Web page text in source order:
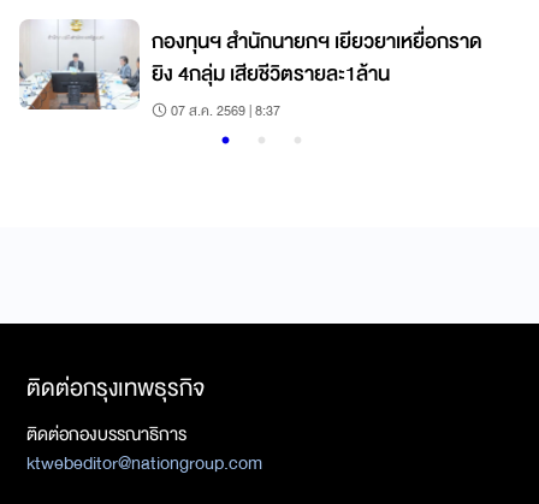
กองทุนฯ สำนักนายกฯ เยียวยาเหยื่อกราด
ยิง 4กลุ่ม เสียชีวิตรายละ1ล้าน
07 ส.ค. 2569 | 8:37
ติดต่อกรุงเทพธุรกิจ
ติดต่อกองบรรณาธิการ
ktwebeditor@nationgroup.com